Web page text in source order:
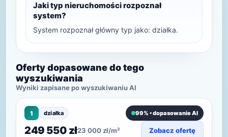
Jaki typ nieruchomości rozpoznał
system?
System rozpoznał główny typ jako: działka.
Oferty dopasowane do tego
wyszukiwania
Wyniki zapisane po wyszukiwaniu AI
1 działka 99% • dopasowanie AI
249 550 zł23 000 zł/m² Zobacz ofertę